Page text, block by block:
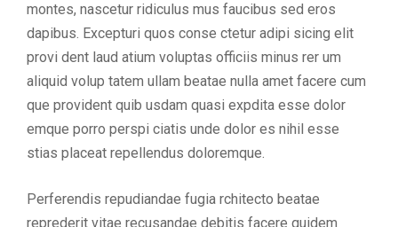
montes, nascetur ridiculus mus faucibus sed eros
dapibus. Excepturi quos conse ctetur adipi sicing elit
provi dent laud atium voluptas officiis minus rer um
aliquid volup tatem ullam beatae nulla amet facere cum
que provident quib usdam quasi expdita esse dolor
emque porro perspi ciatis unde dolor es nihil esse
stias placeat repellendus doloremque.
Perferendis repudiandae fugia rchitecto beatae
reprederit vitae recusandae debitis facere quidem